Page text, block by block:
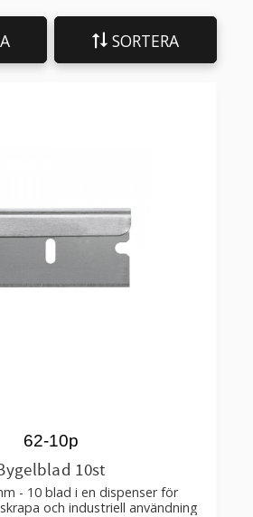
SORTERA
10st
- 10 blad i en dispenser för
och industriell användning
62-10p